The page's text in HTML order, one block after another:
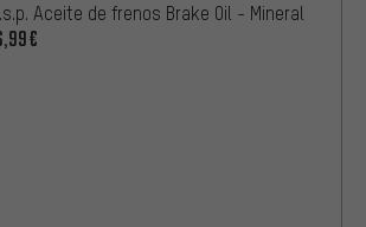
Aceite de frenos Brake Oil - Mineral